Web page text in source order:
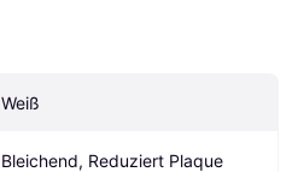
Weiß
Bleichend, Reduziert Plaque